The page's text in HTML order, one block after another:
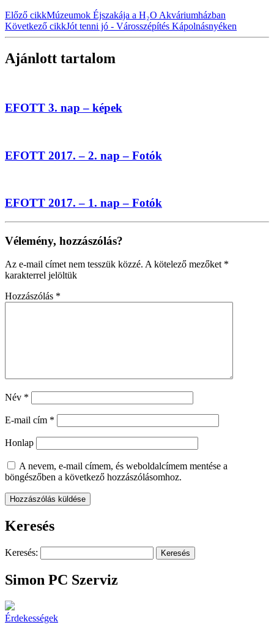
Előző cikkMúzeumok Éjszakája a H₂O Akváriumházban
Következő cikkJót tenni jó - Városszépítés Kápolnásnyéken
Ajánlott tartalom
EFOTT 3. nap – képek
EFOTT 2017. – 2. nap – Fotók
EFOTT 2017. – 1. nap – Fotók
Vélemény, hozzászólás?
Az e-mail címet nem tesszük közzé. A kötelező mezőket *
karakterrel jelöltük
Hozzászólás *
Név *
E-mail cím *
Honlap
A nevem, e-mail címem, és weboldalcímem mentése a
böngészőben a következő hozzászólásomhoz.
Keresés
Keresés:
Simon PC Szerviz
Érdekességek